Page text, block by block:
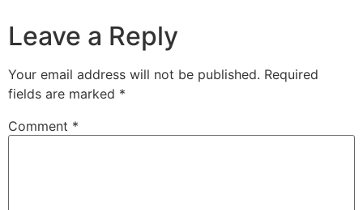
Leave a Reply
Your email address will not be published. Required
fields are marked *
Comment *